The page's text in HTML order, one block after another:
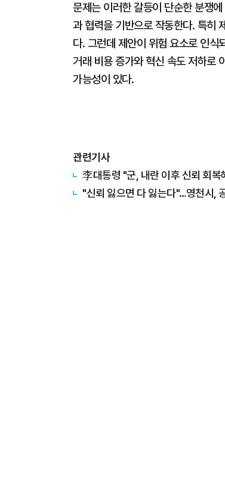
문제는 이러한 갈등이 단순한 분쟁
과 협력을 기반으로 작동한다. 특히
다. 그런데 제안이 위험 요소로 인식
거래 비용 증가와 혁신 속도 저하로
가능성이 있다.
관련기사
李대통령 "군, 내란 이후 신뢰 회
"신뢰 잃으면 다 잃는다"…영천시,